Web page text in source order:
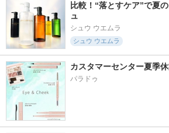
比較！“落とすケア”で夏
ュ
シュウ ウエムラ
シュウ ウエムラ
カスタマーセンター夏季
パラドゥ